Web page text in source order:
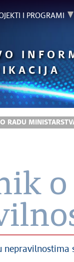
I PROGRAMI
RADU
nepravilnostima